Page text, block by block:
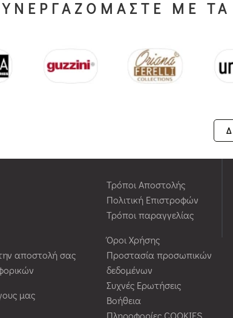
ΜΕ
αποστολή σας
μας
Τρόποι Αποστολής
Πολιτική Επιστροφών
Τρόποι παραγγελίας
Όροι Χρήσης
Προστασία προσωπικών
δεδομένων
Συχνές Ερωτήσεις
Βοήθεια
Πληροφορίες COOKIES